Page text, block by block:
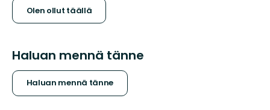
Olen ollut täällä
Haluan mennä tänne
Haluan mennä tänne